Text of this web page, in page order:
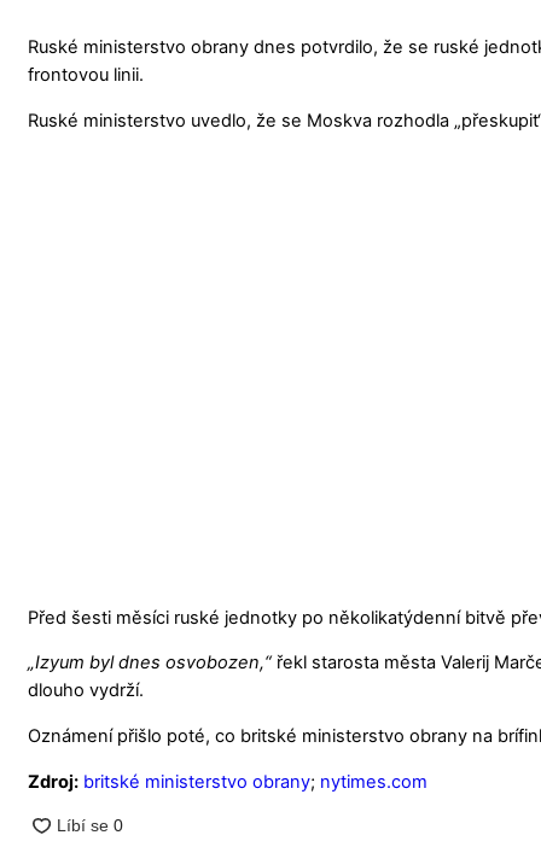
Ruské ministerstvo obrany dnes potvrdilo, že se ruské
frontovou linii.
Ruské ministerstvo uvedlo, že se Moskva rozhodla
Před šesti měsíci ruské jednotky po několikatýdenní bitvě
„Izyum byl dnes osvobozen,“řekl starosta města Valerij
dlouho vydrží.
Oznámení přišlo poté, co britské ministerstvo obrany na
Zdroj: britské ministerstvo obrany; nytimes.com